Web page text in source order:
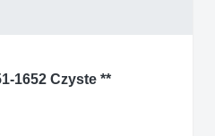
1652 Czyste **